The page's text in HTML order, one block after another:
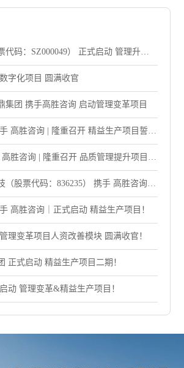
代码：SZ000049） 正式启动 管理升级&
字化项目 圆满收官
集团 携手高胜咨询 启动管理变革项目
高胜咨询 | 隆重召开 精益生产项目誓师
胜咨询 | 隆重召开 品质管理提升项目启
（股票代码：836235） 携手 高胜咨询｜
革项目
高胜咨询｜正式启动 精益生产项目！
理变革项目人资改善模块 圆满收官！
正式启动 精益生产项目二期！
动 管理变革&精益生产项目！